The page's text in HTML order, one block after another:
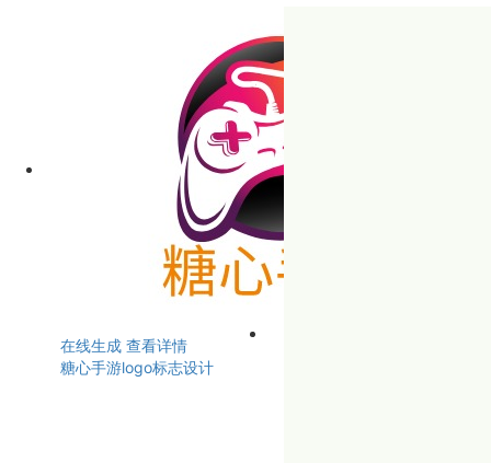
在线生成 查看详情
糖心手游logo标志设计